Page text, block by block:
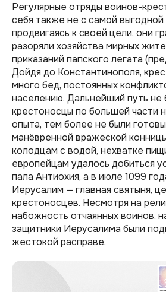
Регулярные отряды воинов-
себя также не с самой выгодной
продвигаясь к своей цели, они
разоряли хозяйства мирных
приказаний папского легата
Дойдя до Константинополя,
много бед, постоянных
населению. Дальнейший путь не
крестоносцы по большей части
опыта, тем более не были
манёвренной вражеской
колодцам с водой, нехватке
европейцам удалось добиться
пала Антиохия, а в июле 1099
Иерусалим — главная святыня,
крестоносцев. Несмотря на
набожность отчаянных воинов,
защитники Иерусалима были
жестокой расправе.